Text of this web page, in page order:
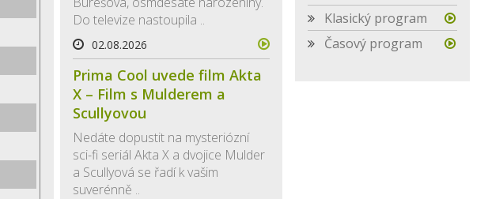
Do televize nastoupila ..
02.08.2026
Prima Cool uvede film Akta
X – Film s Mulderem a
Scullyovou
Nedáte dopustit na mysteriózní
sci-fi seriál Akta X a dvojice Mulder
a Scullyová se řadí k vašim
suverénně ..
Klasický program
Časový program